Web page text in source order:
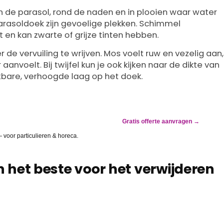
parasol, rond de naden en in plooien waar water
zijn gevoelige plekken. Schimmel
kan zwarte of grijze tinten hebben.
vervuiling te wrijven. Mos voelt ruw en vezelig aan,
Bij twijfel kun je ook kijken naar de dikte van
verhoogde laag op het doek.
voor particulieren & horeca.
Gratis offerte aanvragen →
het beste voor het verwijderen